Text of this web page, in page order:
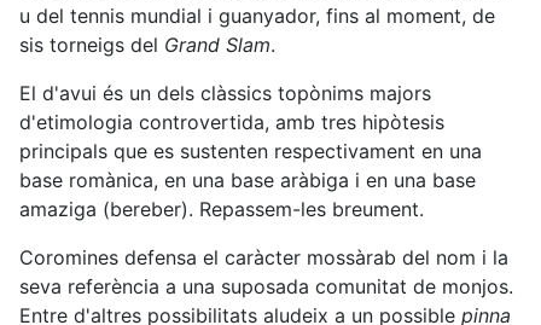
u del tennis mundial i guanyador, fins al moment, de
sis torneigs del Grand Slam.
El d'avui és un dels clàssics topònims majors
d'etimologia controvertida, amb tres hipòtesis
principals que es sustenten respectivament en una
base romànica, en una base aràbiga i en una base
amaziga (bereber). Repassem-les breument.
Coromines defensa el caràcter mossàrab del nom i la
seva referència a una suposada comunitat de monjos.
Entre d'altres possibilitats aludeix a un possible pinna